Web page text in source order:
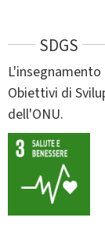
SDGS
Obiettivi di
dell'ONU.